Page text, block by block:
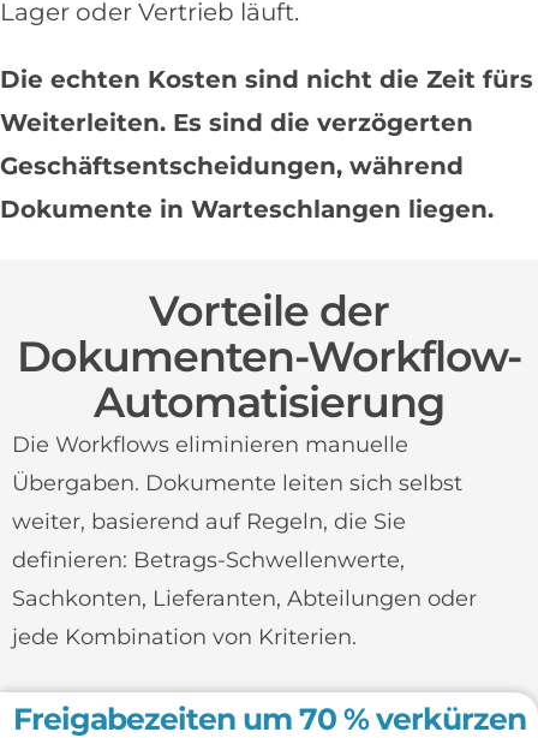
Lager oder Vertrieb läuft.
Die echten Kosten sind nicht die Zeit fürs
Weiterleiten. Es sind die verzögerten
Geschäftsentscheidungen, während
Dokumente in Warteschlangen liegen.
Vorteile der
Dokumenten-Workflow-
Automatisierung
Die Workflows eliminieren manuelle
Übergaben. Dokumente leiten sich selbst
weiter, basierend auf Regeln, die Sie
definieren: Betrags-Schwellenwerte,
Sachkonten, Lieferanten, Abteilungen oder
jede Kombination von Kriterien.
Freigabezeiten um 70 % verkürzen